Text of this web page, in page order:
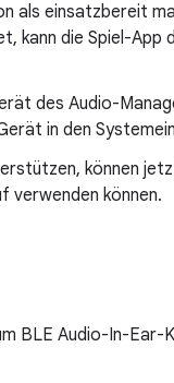
als einsatzbereit
kann die Spiel-App
des Audio-
in den
können
verwenden können.
BLE Audio-In-